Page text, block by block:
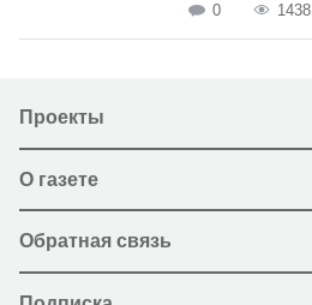
0 1438
Проекты
О газете
Обратная связь